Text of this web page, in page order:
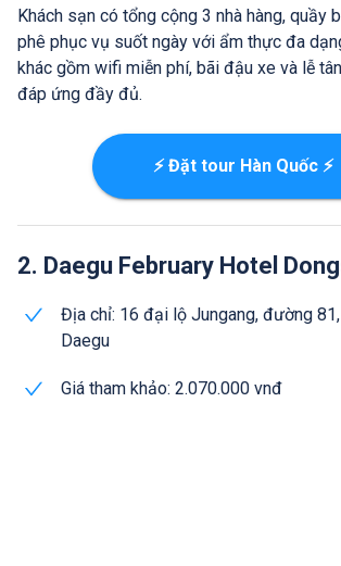
Khách sạn có tổng cộng 3 nhà hàng, quầy
phê phục vụ suốt ngày với ẩm thực đa
khác gồm wifi miễn phí, bãi đậu xe và lễ
đáp ứng đầy đủ.
⚡ Đặt tour Hàn Quốc ⚡
2. Daegu February Hotel
Địa chỉ: 16 đại lộ Jungang, đường
Daegu
Giá tham khảo: 2.070.000 vnđ